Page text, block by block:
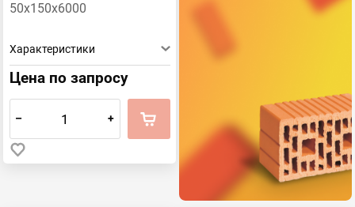
50х150х6000
Характеристики
Цена по запросу
– +